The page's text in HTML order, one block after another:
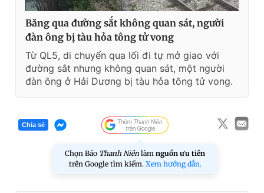
Băng qua đường sắt không quan sát, người
đàn ông bị tàu hỏa tông tử vong
Từ QL5, di chuyển qua lối đi tự mở giao với
đường sắt nhưng không quan sát, một người
đàn ông ở Hải Dương bị tàu hỏa tông tử vong.
Chia sẻ
Chọn Báo Thanh Niên làm nguồn ưu tiên
trên Google tìm kiếm. Xem hướng dẫn.